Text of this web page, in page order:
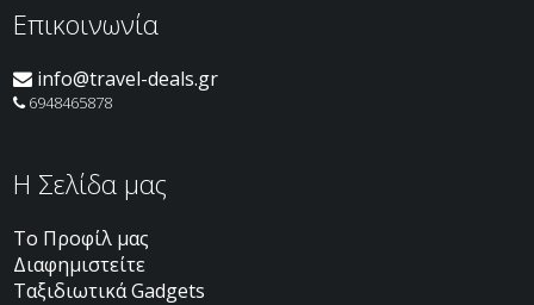
Επικοινωνία
info@travel-deals.gr
6948465878
H Σελίδα μας
Το Προφίλ μας
Διαφημιστείτε
Ταξιδιωτικά Gadgets